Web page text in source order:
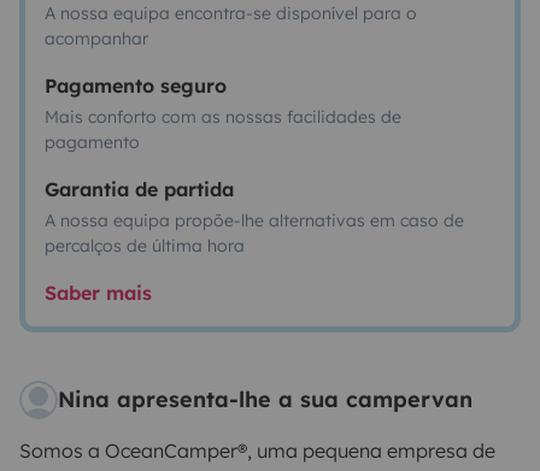
A nossa equipa encontra-se disponível para o
acompanhar
Pagamento seguro
Mais conforto com as nossas facilidades de
pagamento
Garantia de partida
A nossa equipa propõe-lhe alternativas em caso de
percalços de última hora
Saber mais
Nina apresenta-lhe a sua campervan
Somos a OceanCamper®, uma pequena empresa de